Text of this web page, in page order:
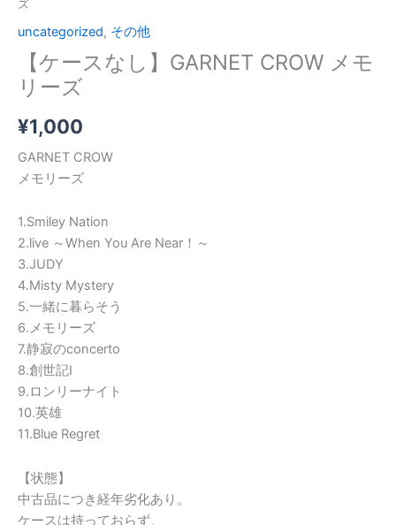
ズ
uncategorized, その他
【ケースなし】GARNET CROW メモ
リーズ
¥1,000
GARNET CROW
メモリーズ
1.Smiley Nation
2.live ～When You Are Near！～
3.JUDY
4.Misty Mystery
5.一緒に暮らそう
6.メモリーズ
7.静寂のconcerto
8.創世記I
9.ロンリーナイト
10.英雄
11.Blue Regret
【状態】
中古品につき経年劣化あり。
ケースは持っておらず、